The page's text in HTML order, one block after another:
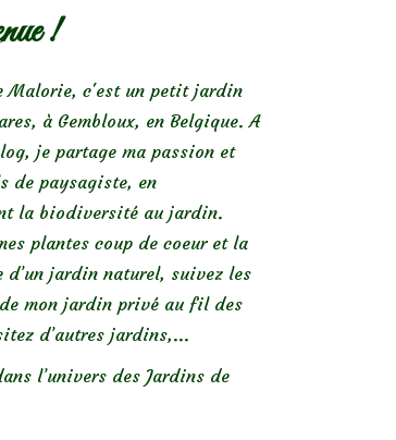
!
Malorie, c'est un petit jardin
à Gembloux, en Belgique. A
je partage ma passion et
de paysagiste, en
la biodiversité au jardin.
plantes coup de coeur et la
d’un jardin naturel, suivez les
mon jardin privé au fil des
d’autres jardins,...
l’univers des Jardins de